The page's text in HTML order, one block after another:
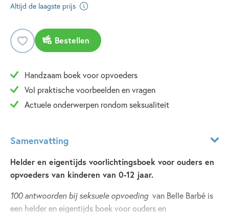
Altijd de laagste prijs
Bestellen
Handzaam boek voor opvoeders
Vol praktische voorbeelden en vragen
Actuele onderwerpen rondom seksualiteit
Samenvatting
Helder en eigentijds voorlichtingsboek voor ouders en
opvoeders van kinderen van 0-12 jaar.
100 antwoorden bij seksuele opvoeding van Belle Barbé is
een helder en eigentijds boek voor ouders en